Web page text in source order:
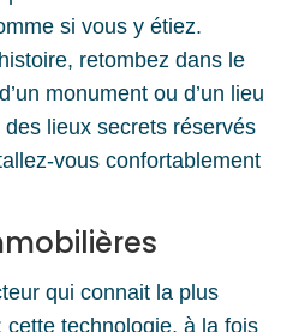
si vous y étiez.
retombez dans le
monument ou d’un lieu
des lieux secrets réservés
vous confortablement
qui connait la plus
technologie, à la fois